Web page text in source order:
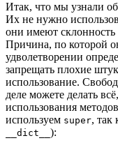
Итак, что мы узнали
Их не нужно
они имеют
Причина, по которой
удволетворении
запрещать плохие
использование.
деле можете делать
использования
используем super, так
__dict__ ):